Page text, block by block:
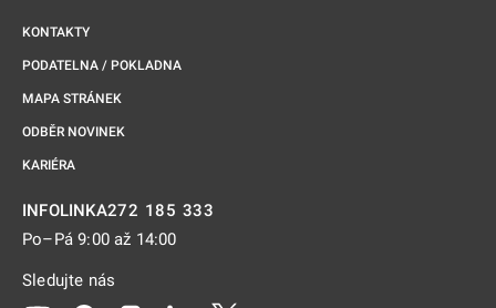
KONTAKTY
PODATELNA / POKLADNA
MAPA STRÁNEK
ODBĚR NOVINEK
KARIÉRA
INFOLINKA272 185 333
Po–Pá 9:00 až 14:00
Sledujte nás